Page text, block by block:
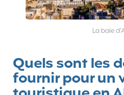
La baie
Quels sont les
fournir pour un